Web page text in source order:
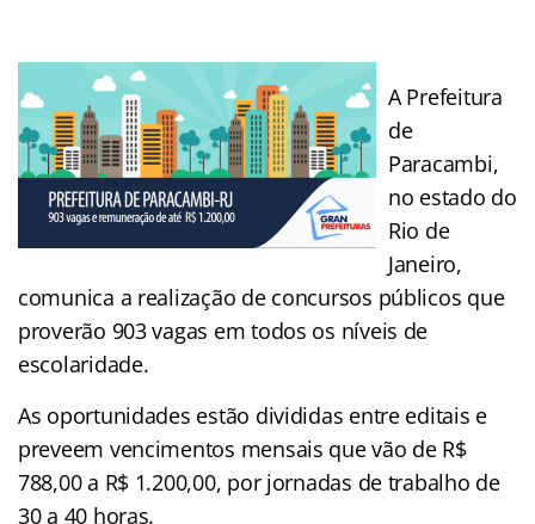
A Prefeitura
de
Paracambi,
no estado do
Rio de
Janeiro,
comunica a realização de concursos públicos que
proverão 903 vagas em todos os níveis de
escolaridade.
As oportunidades estão divididas entre editais e
preveem vencimentos mensais que vão de R$
788,00 a R$ 1.200,00, por jornadas de trabalho de
30 a 40 horas.